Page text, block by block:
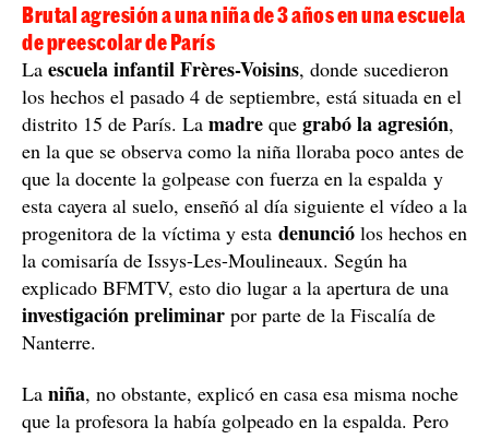
Brutal agresión a una niña de 3 años en una escuela
de preescolar de París
La escuela infantil Frères-Voisins, donde sucedieron
los hechos el pasado 4 de septiembre, está situada en el
distrito 15 de París. La madre que grabó la agresión,
en la que se observa como la niña lloraba poco antes de
que la docente la golpease con fuerza en la espalda y
esta cayera al suelo, enseñó al día siguiente el vídeo a la
progenitora de la víctima y esta denunció los hechos en
la comisaría de Issys-Les-Moulineaux. Según ha
explicado BFMTV, esto dio lugar a la apertura de una
investigación preliminar por parte de la Fiscalía de
Nanterre.